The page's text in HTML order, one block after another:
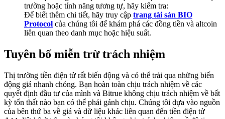
Precious Metals Trading Carnival
USDT New User Exclusive 10% APR
USDT Flexible Staking | Daily Rewards
trường hoặc tính năng tương tự, hãy kiểm tra:
Để biết thêm chi tiết, hãy truy cập trang tài sản BIO
Protocol của chúng tôi để khám phá các đồng tiền và altcoin
liên quan theo danh mục hoặc hiệu suất.
Tuyên bố miễn trừ trách nhiệm
Thị trường tiền điện tử rất biến động và có thể trải qua những biến
động giá nhanh chóng. Bạn hoàn toàn chịu trách nhiệm về các
quyết định đầu tư của mình và Bitrue không chịu trách nhiệm về bất
kỳ tổn thất nào bạn có thể phải gánh chịu. Chúng tôi dựa vào nguồn
của bên thứ ba về giá và dữ liệu khác liên quan đến tiền điện tử